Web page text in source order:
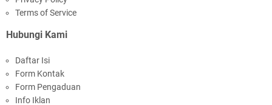
Gelar Apel Pembukaan PORSENAP
Terms of Service
Hubungi Kami
Daftar Isi
Form Kontak
Form Pengaduan
Info Iklan